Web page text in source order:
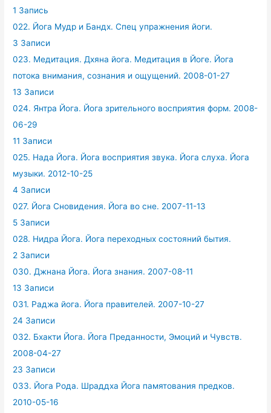
1 Запись
022. Йога Мудр и Бандх. Спец упражнения йоги.
3 Записи
023. Медитация. Дхяна йога. Медитация в Йоге. Йога
потока внимания, сознания и ощущений. 2008-01-27
13 Записи
024. Янтра Йога. Йога зрительного восприятия форм. 2008-
06-29
11 Записи
025. Нада Йога. Йога восприятия звука. Йога слуха. Йога
музыки. 2012-10-25
4 Записи
027. Йога Сновидения. Йога во сне. 2007-11-13
5 Записи
028. Нидра Йога. Йога переходных состояний бытия.
2 Записи
030. Джнана Йога. Йога знания. 2007-08-11
13 Записи
031. Раджа йога. Йога правителей. 2007-10-27
24 Записи
032. Бхакти Йога. Йога Преданности, Эмоций и Чувств.
2008-04-27
23 Записи
033. Йога Рода. Шраддха Йога памятования предков.
2010-05-16